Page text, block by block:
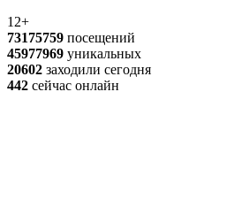
12+
73175759 посещений
45977969 уникальных
20602 заходили сегодня
442 сейчас онлайн